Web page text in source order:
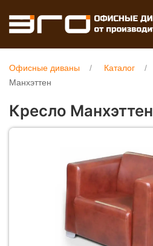
Офисные диваны Каталог
Манхэттен
Кресло Манхэттен